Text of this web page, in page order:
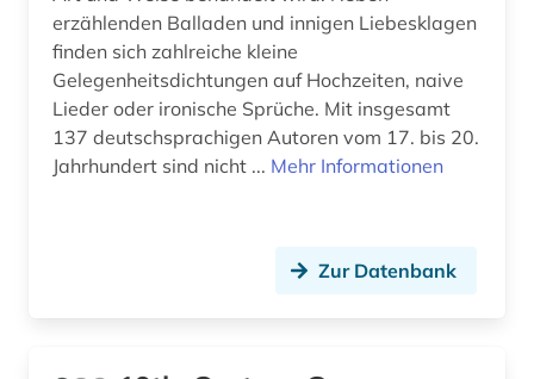
blekinge (1)
boetticher (1)
bohuslän (2)
erzählenden Balladen und innigen Liebesklagen
finden sich zahlreiche kleine
Gelegenheitsdichtungen auf Hochzeiten, naive
Lieder oder ironische Sprüche. Mit insgesamt
137 deutschsprachigen Autoren vom 17. bis 20.
Jahrhundert sind nicht ... Mehr Informationen
Zur Datenbank